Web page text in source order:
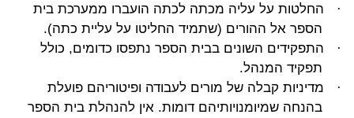
·
החלטות על עליה מכתה לכתה הועברו ממערכת בית
הספר אל ההורים (שתמיד החליטו על עליית כתה).
·
התפקידים השונים בבית הספר נתפסו כדומים, כולל
תפקיד המנהל.
·
מדיניות קבלה של מורים לעבודה ופיטוריהם פועלת
בהנחה שמיומנויותיהם דומות. אין להנהלת בית הספר